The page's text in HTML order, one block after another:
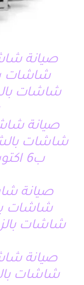
صيانة
شاشات
شاشات
صيانة
شاشات
ب6
صيانة
شاشات
شاشات
صيانة
شاشات